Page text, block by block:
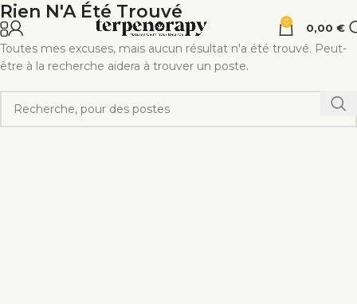
0 0,00 €
Rien N'A Été Trouvé
Toutes mes excuses, mais aucun résultat n'a été trouvé. Peut-
être à la recherche aidera à trouver un poste.